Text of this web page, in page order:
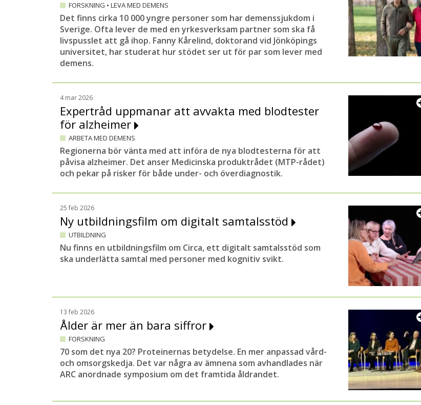
FORSKNING • LEVA MED DEMENS
Det finns cirka 10 000 yngre personer som har demenssjukdom i
Sverige. Ofta lever de med en yrkesverksam partner som ska få
livspusslet att gå ihop. Fanny Kårelind, doktorand vid Jönköpings
universitet, har studerat hur stödet ser ut för par som lever med
demens.
4 mar 2026
Expertråd uppmanar att avvakta med blodtester
för alzheimer
ARBETA MED DEMENS
Regionerna bör vänta med att införa de nya blodtesterna för att
påvisa alzheimer. Det anser Medicinska produktrådet (MTP-rådet)
och pekar på risker för både under- och överdiagnostik.
25 feb 2026
Ny utbildningsfilm om digitalt samtalsstöd
UTBILDNING
Nu finns en utbildningsfilm om Circa, ett digitalt samtalsstöd som
ska underlätta samtal med personer med kognitiv svikt.
13 feb 2026
Ålder är mer än bara siffror
FORSKNING
70 som det nya 20? Proteinernas betydelse. En mer anpassad vård-
och omsorgskedja. Det var några av ämnena som avhandlades när
ARC anordnade symposium om det framtida åldrandet.